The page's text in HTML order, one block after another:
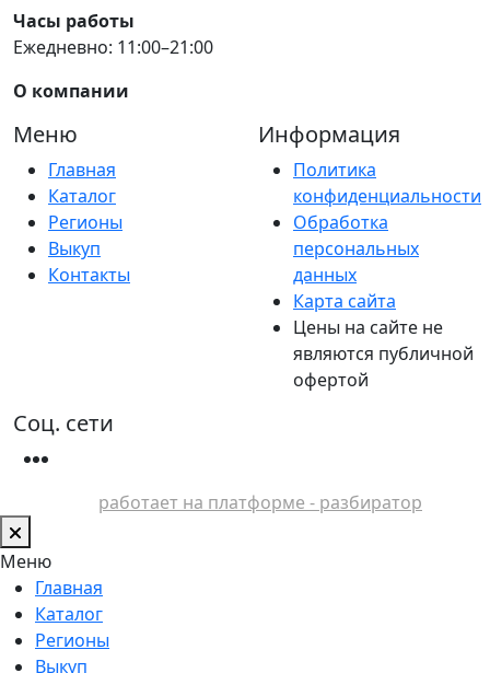
Часы работы
Ежедневно: 11:00–21:00
О компании
Меню
Главная
Каталог
Регионы
Выкуп
Контакты
Информация
Политика
конфиденциальности
Обработка
персональных
данных
Карта сайта
Цены на сайте не
являются публичной
офертой
Соц. сети
работает на платформе - разбиратор
Меню
Главная
Каталог
Регионы
Выкуп